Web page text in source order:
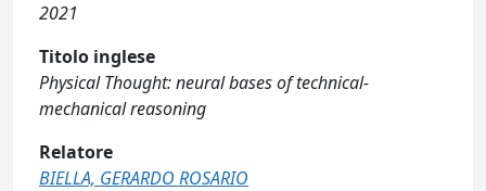
2021
Titolo inglese
Physical Thought: neural bases of technical-
mechanical reasoning
Relatore
BIELLA, GERARDO ROSARIO